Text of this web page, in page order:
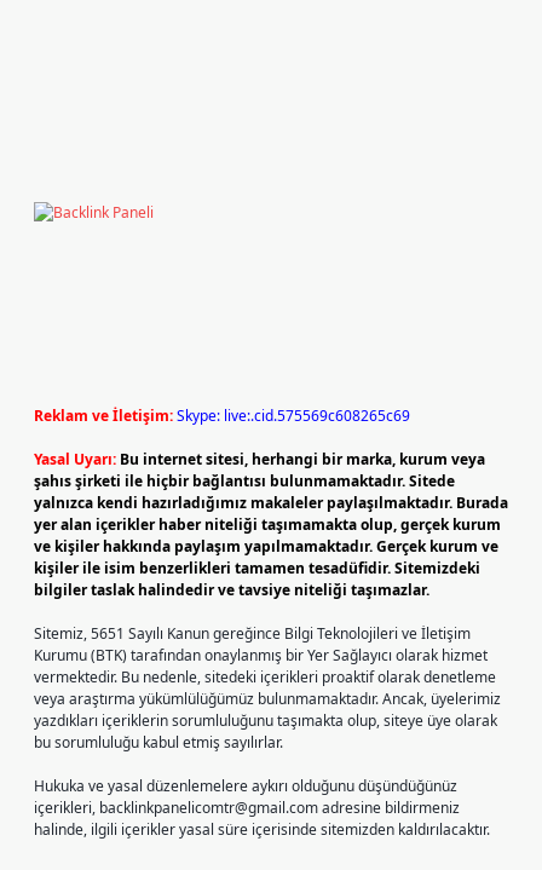
Reklam ve İletişim:Skype: live:.cid.575569c608265c69
Yasal Uyarı: Bu internet sitesi, herhangi bir marka, kurum veya
şahıs şirketi ile hiçbir bağlantısı bulunmamaktadır. Sitede
yalnızca kendi hazırladığımız makaleler paylaşılmaktadır. Burada
yer alan içerikler haber niteliği taşımamakta olup, gerçek kurum
ve kişiler hakkında paylaşım yapılmamaktadır. Gerçek kurum ve
kişiler ile isim benzerlikleri tamamen tesadüfidir. Sitemizdeki
bilgiler taslak halindedir ve tavsiye niteliği taşımazlar.
Sitemiz, 5651 Sayılı Kanun gereğince Bilgi Teknolojileri ve İletişim
Kurumu (BTK) tarafından onaylanmış bir Yer Sağlayıcı olarak hizmet
vermektedir. Bu nedenle, sitedeki içerikleri proaktif olarak denetleme
veya araştırma yükümlülüğümüz bulunmamaktadır. Ancak, üyelerimiz
yazdıkları içeriklerin sorumluluğunu taşımakta olup, siteye üye olarak
bu sorumluluğu kabul etmiş sayılırlar.
Hukuka ve yasal düzenlemelere aykırı olduğunu düşündüğünüz
içerikleri, backlinkpanelicomtr@gmail.comadresine bildirmeniz
halinde, ilgili içerikler yasal süre içerisinde sitemizden kaldırılacaktır.